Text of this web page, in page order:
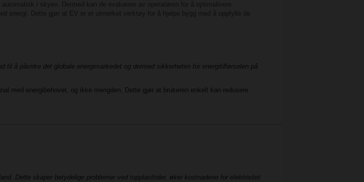
i skyen. Dermed kan de evalueres av operatøren for å optimalisere
energi. Dette gjør at EV er et utmerket verktøy for å hjelpe bygg med å oppfylle de
å påvirke det globale energimarkedet og dermed sikkerheten for energitilførselen på
med energibehovet, og ikke mengden. Dette gjør at brukeren enkelt kan redusere
Dette skaper betydelige problemer ved topplasttider, øker kostnadene for elektrisitet